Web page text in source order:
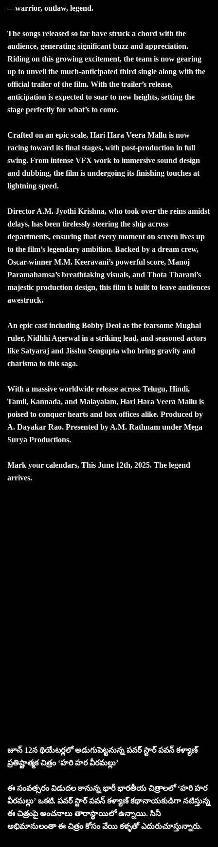
—warrior, outlaw, legend.
The songs released so far have struck a chord with the
audience, generating significant buzz and appreciation.
Riding on this growing excitement, the team is now gearing
up to unveil the much-anticipated third single along with the
official trailer of the film. With the trailer’s release,
anticipation is expected to soar to new heights, setting the
stage perfectly for what’s to come.
Crafted on an epic scale, Hari Hara Veera Mallu is now
racing toward its final stages, with post-production in full
swing. From intense VFX work to immersive sound design
and dubbing, the film is undergoing its finishing touches at
lightning speed.
Director A.M. Jyothi Krishna, who took over the reins amidst
delays, has been tirelessly steering the ship across
departments, ensuring that every moment on screen lives up
to the film’s legendary ambition. Backed by a dream crew,
Oscar-winner M.M. Keeravani’s powerful score, Manoj
Paramahamsa’s breathtaking visuals, and Thota Tharani’s
majestic production design, this film is built to leave audiences
awestruck.
An epic cast including Bobby Deol as the fearsome Mughal
ruler, Nidhhi Agerwal in a striking lead, and seasoned actors
like Satyaraj and Jisshu Sengupta who bring gravity and
charisma to this saga.
With a massive worldwide release across Telugu, Hindi,
Tamil, Kannada, and Malayalam, Hari Hara Veera Mallu is
poised to conquer hearts and box offices alike. Produced by
A. Dayakar Rao. Presented by A.M. Rathnam under Mega
Surya Productions.
Mark your calendars, This June 12th, 2025. The legend
arrives.
జూన్ 12న థియేటర్లలో అడుగుపెట్టనున్న పవర్ స్టార్ పవన్ కళ్యాణ్
ప్రతిష్టాత్మక చిత్రం ‘హరి హర వీరమల్లు’
ఈ సంవత్సరం విడుదల కానున్న భారీ భారతీయ చిత్రాలలో ‘హరి హర
వీరమల్లు’ ఒకటి. పవర్ స్టార్ పవన్ కళ్యాణ్ కథానాయకుడిగా నటిస్తున్న
ఈ చిత్రంపై అంచనాలు తారాస్థాయిలో ఉన్నాయి. సినీ
అభిమానులంతా ఈ చిత్రం కోసం వేయి కళ్ళతో ఎదురుచూస్తున్నారు.